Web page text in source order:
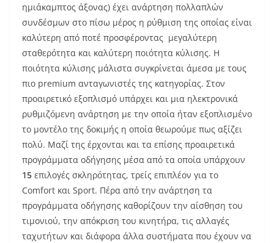
ημιάκαμπτος άξονας) έχει ανάρτηση πολλαπλών
συνδέσμων στο πίσω μέρος η ρύθμιση της οποίας είναι
καλύτερη από ποτέ προσφέροντας μεγαλύτερη
σταθερότητα και καλύτερη ποιότητα κύλισης. Η
ποιότητα κύλισης μάλιστα συγκρίνεται άμεσα με τους
πιο premium ανταγωνιστές της κατηγορίας. Στον
προαιρετικό εξοπλισμό υπάρχει και μια ηλεκτρονικά
ρυθμιζόμενη ανάρτηση με την οποία ήταν εξοπλισμένο
το μοντέλο της δοκιμής η οποία θεωρούμε πως αξίζει
πολύ. Μαζί της έρχονται και τα επίσης προαιρετικά
προγράμματα οδήγησης μέσα από τα οποία υπάρχουν
15 επιλογές σκληρότητας, τρείς επιπλέον για το
Comfort και Sport. Πέρα από την ανάρτηση τα
προγράμματα οδήγησης καθορίζουν την αίσθηση του
τιμονιού, την απόκριση του κινητήρα, τις αλλαγές
ταχυτήτων και διάφορα άλλα συστήματα που έχουν να